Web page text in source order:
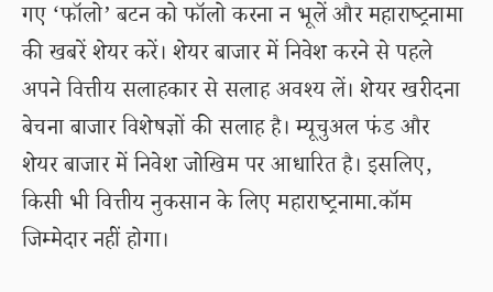
गए ‘फॉलो’ बटन को फॉलो करना न भूलें और महाराष्ट्रनामा
की खबरें शेयर करें। शेयर बाजार में निवेश करने से पहले
अपने वित्तीय सलाहकार से सलाह अवश्य लें। शेयर खरीदना
बेचना बाजार विशेषज्ञों की सलाह है। म्यूचुअल फंड और
शेयर बाजार में निवेश जोखिम पर आधारित है। इसलिए,
किसी भी वित्तीय नुकसान के लिए महाराष्ट्रनामा.कॉम
जिम्मेदार नहीं होगा।